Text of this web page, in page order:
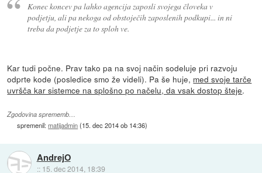
Konec koncev pa lahko agencija zaposli svojega človeka v
podjetju, ali pa nekoga od obstoječih zaposlenih podkupi... in ni
treba da podjetje za to sploh ve.
Kar tudi počne. Prav tako pa na svoj način sodeluje pri razvoju
odprte kode (posledice smo že videli). Pa še huje, med svoje tarče
uvršča kar sistemce na splošno po načelu, da vsak dostop šteje.
Zgodovina sprememb…
spremenil:matijadmin(15. dec 2014 ob 14:36)
AndrejO
:: 15. dec 2014, 18:39